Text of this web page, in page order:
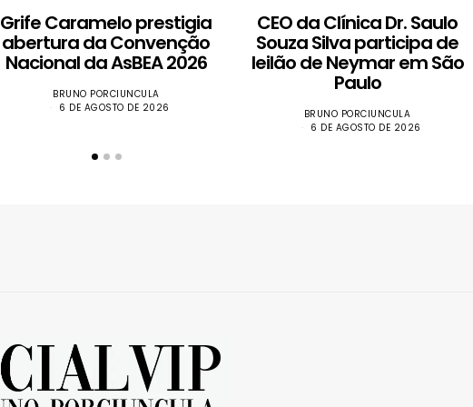
Grife Caramelo prestigia
abertura da Convenção
Nacional da AsBEA 2026
BRUNO PORCIUNCULA
6 DE AGOSTO DE 2026
CEO da Clínica Dr. Saulo
Souza Silva participa de
leilão de Neymar em São
Paulo
BRUNO PORCIUNCULA
6 DE AGOSTO DE 2026